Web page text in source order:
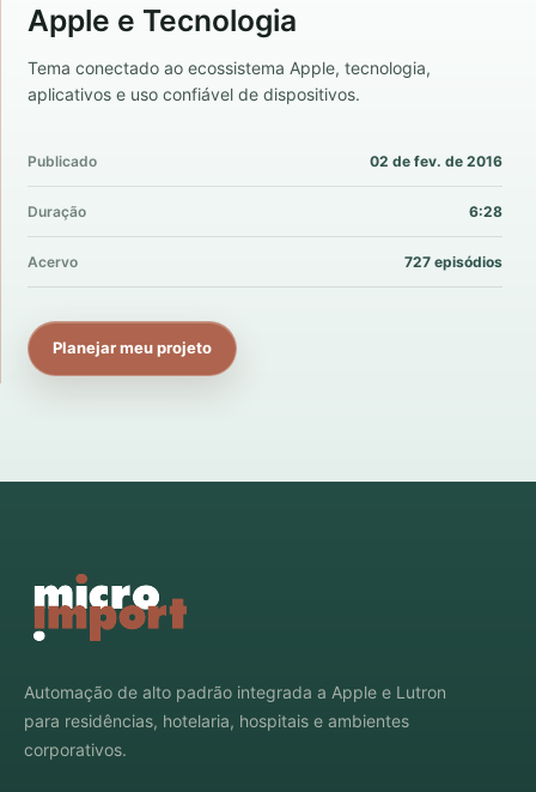
Apple e Tecnologia
Tema conectado ao ecossistema Apple, tecnologia,
aplicativos e uso confiável de dispositivos.
Publicado 02 de fev. de 2016
Duração 6:28
Acervo 727 episódios
Planejar meu projeto
Automação de alto padrão integrada a Apple e Lutron
para residências, hotelaria, hospitais e ambientes
corporativos.